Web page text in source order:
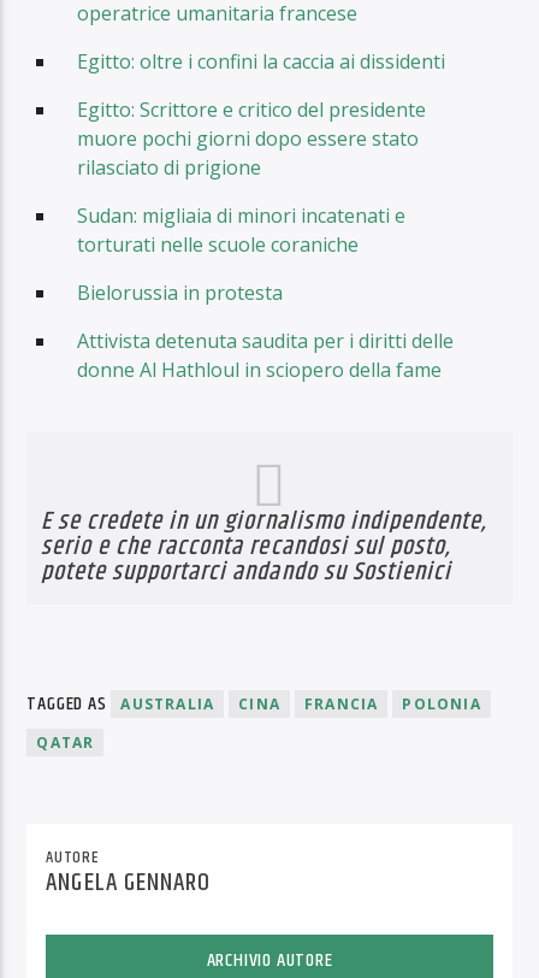
operatrice umanitaria francese
Egitto: oltre i confini la caccia ai dissidenti
Egitto: Scrittore e critico del presidente
muore pochi giorni dopo essere stato
rilasciato di prigione
Sudan: migliaia di minori incatenati e
torturati nelle scuole coraniche
Bielorussia in protesta
Attivista detenuta saudita per i diritti delle
donne Al Hathloul in sciopero della fame
E se credete in un giornalismo indipendente,
serio e che racconta recandosi sul posto,
potete supportarci andando suSostienici
TAGGED AS AUSTRALIA CINA FRANCIA
POLONIA
QATAR
AUTORE
ANGELA GENNARO
ARCHIVIO AUTORE